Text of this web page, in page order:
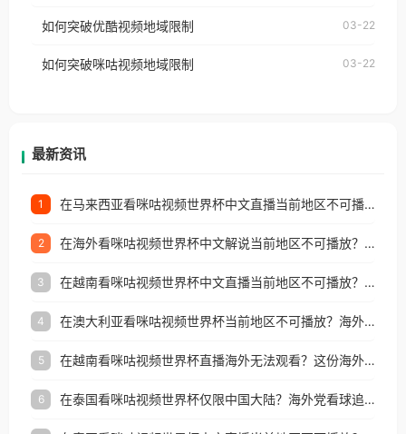
权限制所困扰。
制问题，且仅能在中国大陆地区播放。 遇到这个问题
户收听网易云音乐地区版权限制」的问题，无论人在
如何突破优酷视频地域限制 03-22
如何突破咪咕视频地域限制 03-22
最新资讯
1 在马来西亚看咪咕视频世界杯中文直播当前地区不可播放？这篇指南帮你搞定海外看球难题
2 在海外看咪咕视频世界杯中文解说当前地区不可播放？这篇指南帮你解决所有问题
3 在越南看咪咕视频世界杯中文直播当前地区不可播放？这篇指南帮你解决所有海外观赛难题
4 在澳大利亚看咪咕视频世界杯当前地区不可播放？海外党体育观赛终极指南
5 在越南看咪咕视频世界杯直播海外无法观看？这份海外观赛终极指南帮你搞定
6 在泰国看咪咕视频世界杯仅限中国大陆？海外党看球追剧的终极破局指南